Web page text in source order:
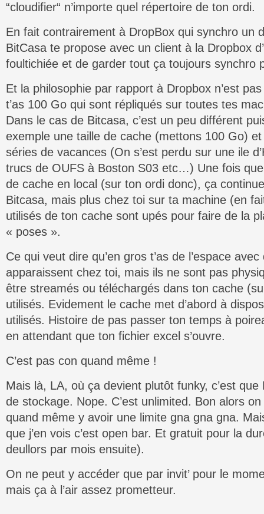
“cloudifier“ n’importe quel répertoire de ton ordi.
En fait contrairement à DropBox qui synchro un
BitCasa te propose avec un client à la Dropbox
foultichiée et de garder tout ça toujours synchro
Et la philosophie par rapport à Dropbox n’est
t’as 100 Go qui sont répliqués sur toutes tes
Dans le cas de Bitcasa, c’est un peu différent
exemple une taille de cache (mettons 100 Go)
séries de vacances (On s’est perdu sur une ile
trucs de OUFS à Boston S03 etc…) Une fois
de cache en local (sur ton ordi donc), ça
Bitcasa, mais plus chez toi sur ta machine (en
utilisés de ton cache sont upés pour faire de la
« poses ».
Ce qui veut dire qu’en gros t’as de l’espace
apparaissent chez toi, mais ils ne sont pas
être streamés ou téléchargés dans ton cache
utilisés. Evidement le cache met d’abord à
utilisés. Histoire de pas passer ton temps à
en attendant que ton fichier excel s’ouvre.
C’est pas con quand même !
Mais là, LA, où ça devient plutôt funky, c’est que
de stockage. Nope. C’est unlimited. Bon alors
quand même y avoir une limite gna gna gna.
que j’en vois c’est open bar. Et gratuit pour la
deullors par mois ensuite).
On ne peut y accéder que par invit’ pour le
mais ça à l’air assez prometteur.